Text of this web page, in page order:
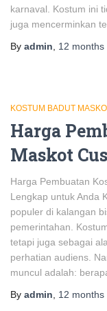
karnaval. Kostum ini
juga mencerminkan
By admin 12 months
KOSTUM BADUT
Harga
Maskot
Harga Pembuatan
Lengkap untuk Anda
populer di kalangan
pemerintahan.
tetapi juga sebagai
perhatian audiens.
muncul adalah:
By admin 12 months